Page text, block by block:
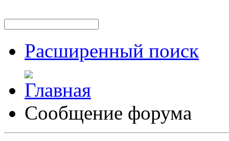
Расширенный поиск
Сообщение форума